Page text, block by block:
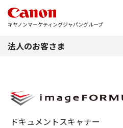
キヤノンマーケティングジャパングループ
法人のお客さま
ドキュメントスキャナー